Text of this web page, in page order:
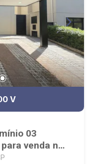
V
03
venda no